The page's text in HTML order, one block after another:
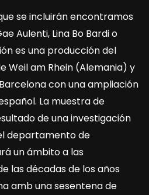
se incluirán encontramos
Aulenti, Lina Bo Bardi o
es una producción del
Weil am Rhein (Alemania) y
con una ampliación
La muestra de
de una investigación
departamento de
un ámbito a las
las décadas de los años
amb una sesentena de